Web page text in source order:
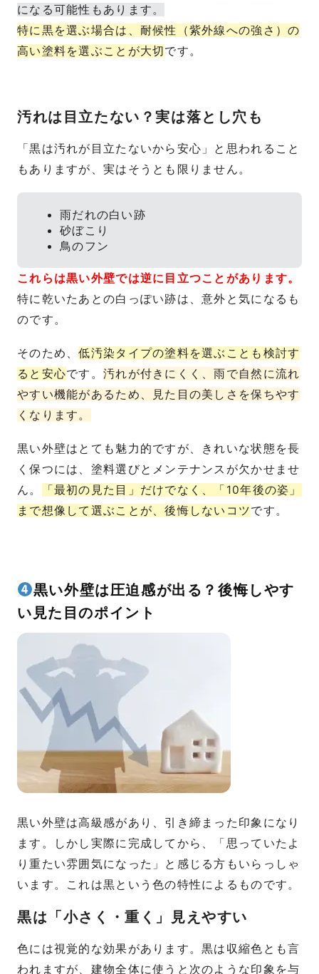
になる可能性もあります。
特に黒を選ぶ場合は、耐候性（紫外線への強さ）の
高い塗料を選ぶことが大切です。
汚れは目立たない？実は落とし穴も
「黒は汚れが目立たないから安心」と思われること
もありますが、実はそうとも限りません。
雨だれの白い跡
砂ぼこり
鳥のフン
これらは黒い外壁では逆に目立つことがあります。
特に乾いたあとの白っぽい跡は、意外と気になるも
のです。
そのため、低汚染タイプの塗料を選ぶことも検討す
ると安心です。 汚れが付きにくく、雨で自然に流れ
やすい機能があるため、見た目の美しさを保ちやす
くなります。
黒い外壁はとても魅力的ですが、きれいな状態を長
く保つには、塗料選びとメンテナンスが欠かせませ
ん。
「最初の見た目」だけでなく、「10年後の姿」
まで想像して選ぶことが、後悔しないコツです。
黒い外壁は圧迫感が出る？後悔しやす
い見た目のポイント
黒い外壁は高級感があり、引き締まった印象になり
ます。しかし実際に完成してから、「思っていたよ
り重たい雰囲気になった」と感じる方もいらっしゃ
います。これは黒という色の特性によるものです。
黒は「小さく・重く」見えやすい
色には視覚的な効果があります。黒は収縮色とも言
われますが、建物全体に使うと次のような印象を与